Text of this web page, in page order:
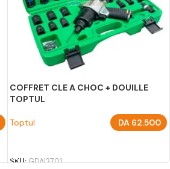
COFFRET CLE A CHOC + DOUILLE
TOPTUL
Toptul DA62.500
SKU:GDAI2701